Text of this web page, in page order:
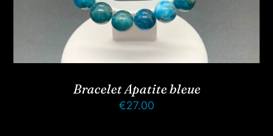
Bracelet Apatite bleue
€27.00